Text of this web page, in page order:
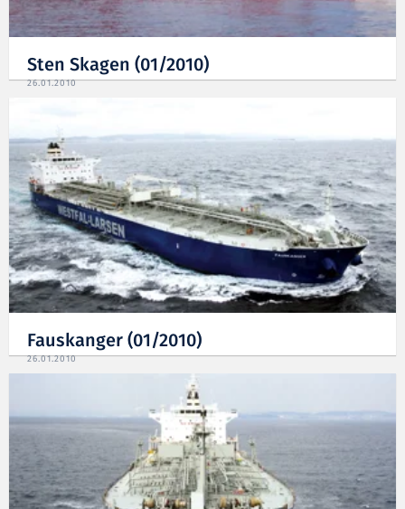
Sten Skagen (01/2010)
26.01.2010
Fauskanger (01/2010)
26.01.2010